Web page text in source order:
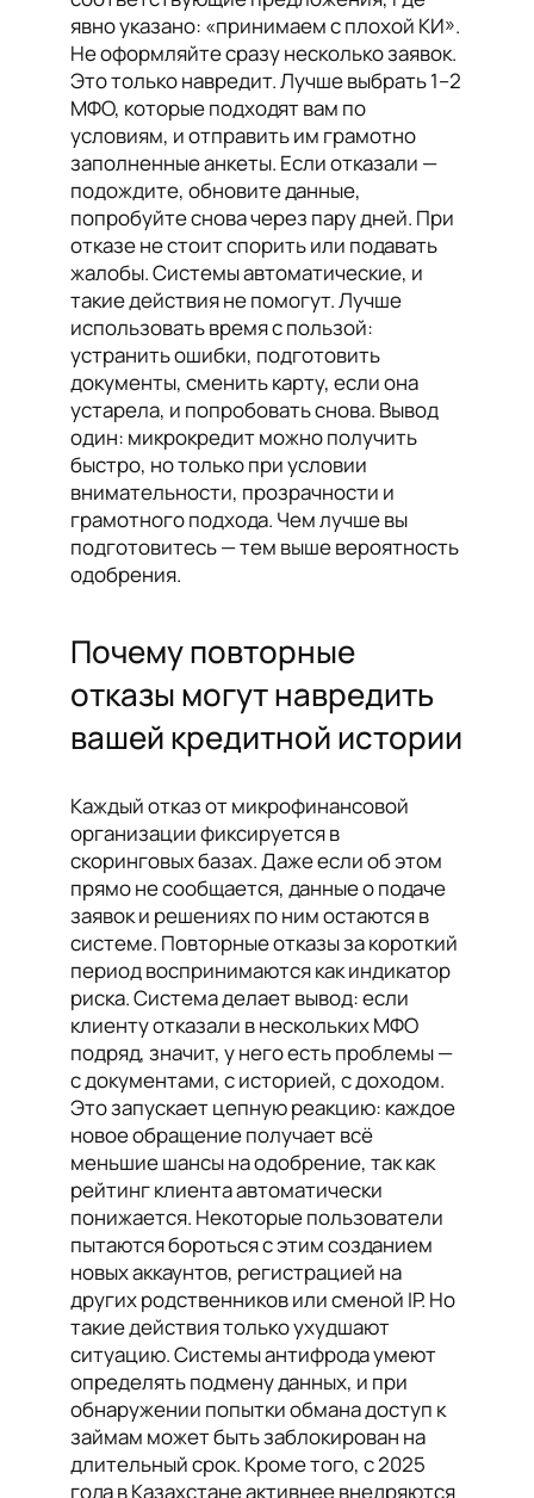
явно указано: «принимаем с плохой КИ».
Не оформляйте сразу несколько заявок.
Это только навредит. Лучше выбрать 1–2
МФО, которые подходят вам по
условиям, и отправить им грамотно
заполненные анкеты. Если отказали —
подождите, обновите данные,
попробуйте снова через пару дней. При
отказе не стоит спорить или подавать
жалобы. Системы автоматические, и
такие действия не помогут. Лучше
использовать время с пользой:
устранить ошибки, подготовить
документы, сменить карту, если она
устарела, и попробовать снова. Вывод
один: микрокредит можно получить
быстро, но только при условии
внимательности, прозрачности и
грамотного подхода. Чем лучше вы
подготовитесь — тем выше вероятность
одобрения.
Почему повторные
отказы могут навредить
вашей кредитной истории
Каждый отказ от микрофинансовой
организации фиксируется в
скоринговых базах. Даже если об этом
прямо не сообщается, данные о подаче
заявок и решениях по ним остаются в
системе. Повторные отказы за короткий
период воспринимаются как индикатор
риска. Система делает вывод: если
клиенту отказали в нескольких МФО
подряд, значит, у него есть проблемы —
с документами, с историей, с доходом.
Это запускает цепную реакцию: каждое
новое обращение получает всё
меньшие шансы на одобрение, так как
рейтинг клиента автоматически
понижается. Некоторые пользователи
пытаются бороться с этим созданием
новых аккаунтов, регистрацией на
других родственников или сменой IP. Но
такие действия только ухудшают
ситуацию. Системы антифрода умеют
определять подмену данных, и при
обнаружении попытки обмана доступ к
займам может быть заблокирован на
длительный срок. Кроме того, с 2025
года в Казахстане активнее внедряются